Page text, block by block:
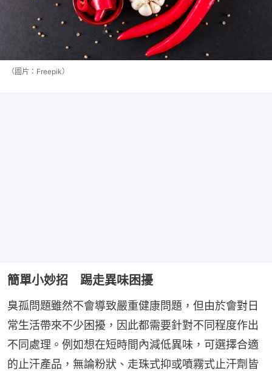
（圖片：Freepik）
簡單小妙招 踢走異味困擾
臭孤問題雖然不會導致嚴重健康問題，但由於會對日
常生活帶來不少困擾，因此都需要針對不同程度作出
不同處理。例如想在短時間內減低異味，可選擇合適
的止汗產品，無論粉狀、走珠式抑或噴霧式止汗劑皆